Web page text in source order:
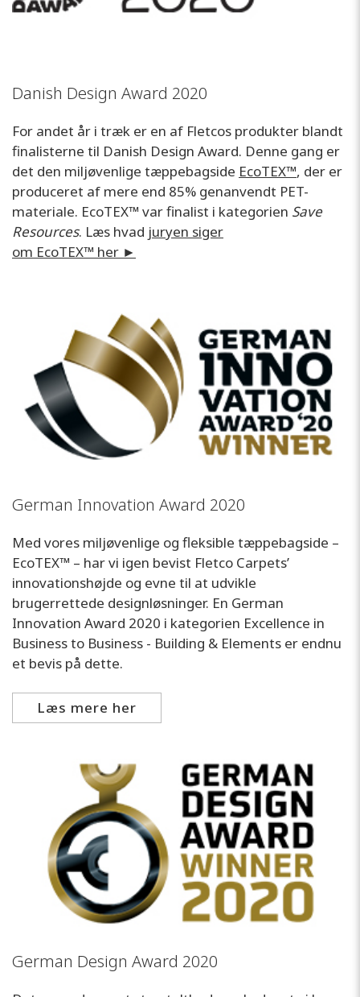
Danish Design Award 2020
For andet år i træk er en af Fletcos produkter blandt
finalisterne til Danish Design Award. Denne gang er
det den miljøvenlige tæppebagside EcoTEX™, der er
produceret af mere end 85% genanvendt PET-
materiale. EcoTEX™ var finalist i kategorien Save
Resources. Læs hvad juryen siger
om EcoTEX™ her ►
German Innovation Award 2020
Med vores miljøvenlige og fleksible tæppebagside –
EcoTEX™ – har vi igen bevist Fletco Carpets’
innovationshøjde og evne til at udvikle
brugerrettede designløsninger. En German
Innovation Award 2020 i kategorien Excellence in
Business to Business - Building & Elements er endnu
et bevis på dette.
Læs mere her
German Design Award 2020